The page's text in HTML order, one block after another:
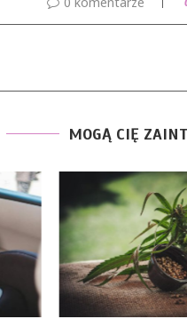
MOGĄ CIĘ